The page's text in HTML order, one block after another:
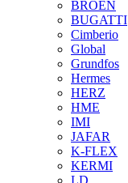
BROEN
BUGATTI
Cimberio
Global
Grundfos
Hermes
HERZ
HME
IMI
JAFAR
K-FLEX
KERMI
LD